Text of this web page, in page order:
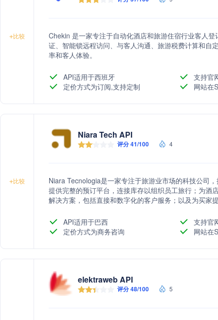
+比较
Chekin 是一家专注于自动化酒店和旅游住宿行业客人
证、智能锁远程访问、与客人沟通、旅游税费计算和自
率和客人体验。
API适用于西班牙
支持官
定价方式为订阅,支持定制
网站在
+比较
Niara Tech API
评分 41/100 4
Niara Tecnologia是一家专注于旅游业市场的科技公司
提供完整的预订平台，连接库存以组织员工旅行；为酒
解决方案，包括直接和数字化的客户服务；以及为买家
API适用于巴西
支持官
定价方式为商务咨询
网站在
elektraweb API
评分 48/100 5